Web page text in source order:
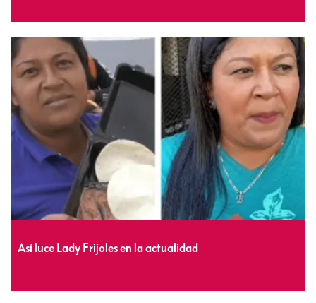
Así luce Lady Frijoles en la actualidad